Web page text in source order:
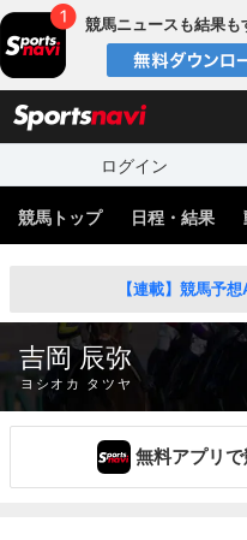
競馬ニュースも結果も
ログイン
競馬トップ 日程・結果
【連載】競馬予
吉岡 辰弥
ヨシオカ タツヤ
無料アプリ